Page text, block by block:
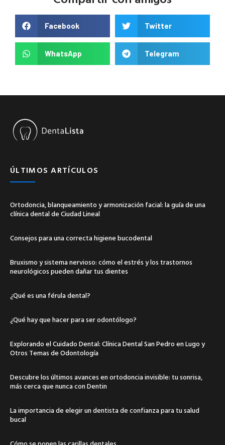
Facebook Twitter
WhatsApp Telegram
ÚLTIMOS ARTÍCULOS
Ortodoncia, blanqueamiento y armonización facial: la guía de una
clínica dental de Ciudad Lineal
Consejos para una correcta higiene bucodental
Bruxismo y sistema nervioso: cómo el estrés y los trastornos
neurológicos pueden dañar tus dientes
¿Qué es una férula dental?
¿Qué hay que hacer para ser odontólogo?
Explorando el Cuidado Dental: Clínica Dental San Pedro en Lugo y
Otros Temas de Odontología
Descubre los últimos avances en ortodoncia invisible: tu sonrisa,
más cerca que nunca con Dentin
La importancia de elegir un dentista de confianza para tu salud
bucal